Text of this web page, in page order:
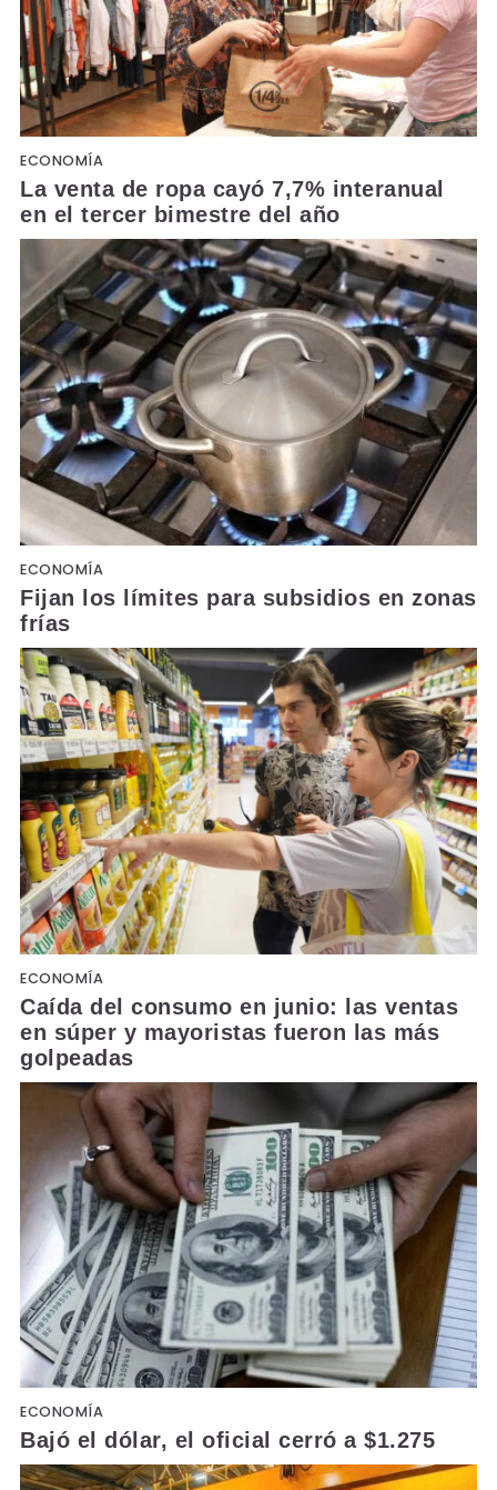
ECONOMÍA
La venta de ropa cayó 7,7% interanual
en el tercer bimestre del año
ECONOMÍA
Fijan los límites para subsidios en zonas
frías
ECONOMÍA
Caída del consumo en junio: las ventas
en súper y mayoristas fueron las más
golpeadas
ECONOMÍA
Bajó el dólar, el oficial cerró a $1.275